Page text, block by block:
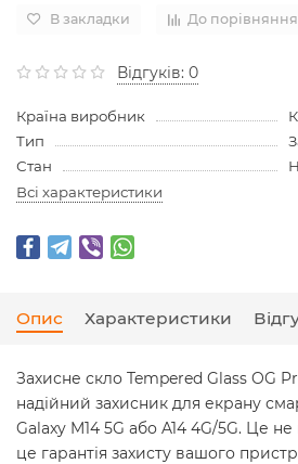
В закладки До порівняння
Відгуків: 0
Країна виробник
Тип
Стан
Всі характеристики
Опис Характеристики
Захисне скло Tempered Glass OG
надійний захисник для екрану
Galaxy M14 5G або A14 4G/5G. Це
це гарантія захисту вашого